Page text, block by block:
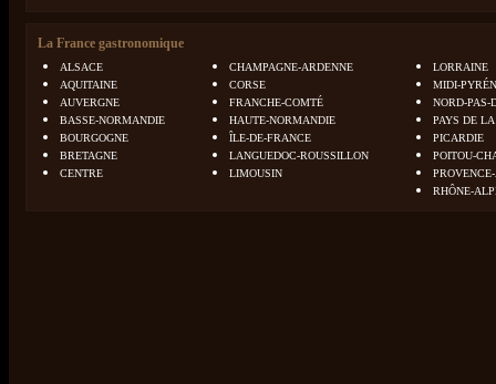
La France gastronomique
ALSACE
AQUITAINE
AUVERGNE
BASSE-NORMANDIE
BOURGOGNE
BRETAGNE
CENTRE
CHAMPAGNE-ARDENNE
CORSE
FRANCHE-COMTÉ
HAUTE-NORMANDIE
ÎLE-DE-FRANCE
LANGUEDOC-ROUSSILLON
LIMOUSIN
LORRAINE
MIDI-
NORD-PAS-
PAYS DE
PICARDIE
POITOU-
RHÔNE-